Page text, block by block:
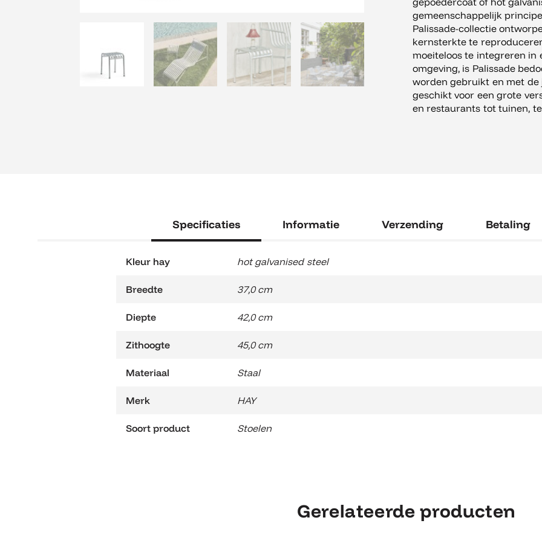
aantal
gemeenschappelijk
Palissade-collectie
kernsterkte te
moeiteloos te integreren in
omgeving, is Palissade
worden gebruikt en met de
geschikt voor een grote
en restaurants tot tuinen,
Specificaties Informatie Verzending Betaling
Kleur hay hot galvanised steel
Breedte 37,0 cm
Diepte 42,0 cm
Zithoogte 45,0 cm
Materiaal Staal
Merk HAY
Soort product Stoelen
Gerelateerde producten